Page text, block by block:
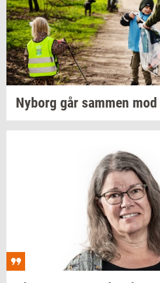
Ny­borg går sam­men mod